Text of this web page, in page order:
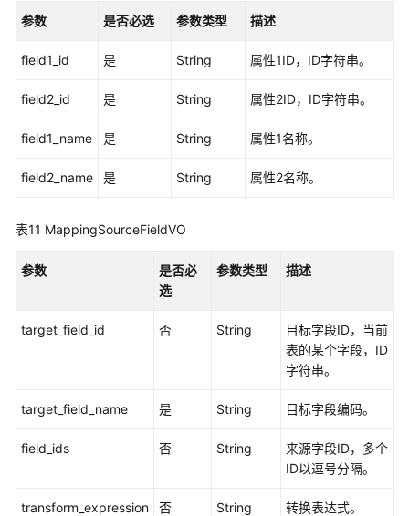
参数 是否必选 参数类型 描述
field1_id 是 String 属性1ID，ID字符串。
field2_id 是 String 属性2ID，ID字符串。
field1_name 是 String 属性1名称。
field2_name 是 String 属性2名称。
表11 MappingSourceFieldVO
参数
是否必
选
参数类型 描述
target_field_id 否 String
目标字段ID，当前
表的某个字段，ID
字符串。
target_field_name 是 String 目标字段编码。
field_ids 否 String
来源字段ID，多个
ID以逗号分隔。
transform_expression 否 String 转换表达式。